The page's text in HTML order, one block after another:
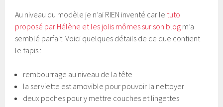
Au niveau du modèle je n’ai RIEN inventé car le tuto
proposé par Hélène et les jolis mômes sur son blog m’a
semblé parfait. Voici quelques détails de ce que contient
le tapis :
rembourrage au niveau de la tête
la serviette est amovible pour pouvoir la nettoyer
deux poches pour y mettre couches et lingettes